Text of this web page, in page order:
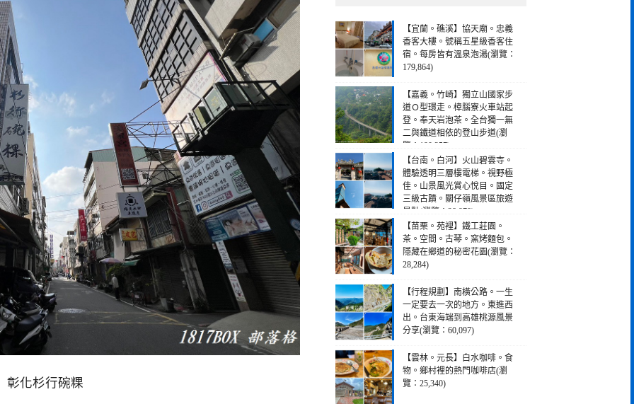
彰化杉行碗粿
【宜蘭。礁溪】協天廟。忠義
香客大樓。號稱五星級香客住
宿。每房皆有溫泉泡湯(瀏覽：
179,864)
【嘉義。竹崎】獨立山國家步
道Ｏ型環走。樟腦寮火車站起
登。奉天岩泡茶。全台獨一無
二與鐵道相依的登山步道(瀏
覽：190,257)
【台南。白河】火山碧雲寺。
體驗透明三層樓電梯。視野極
佳。山景風光賞心悅目。國定
三級古蹟。關仔嶺風景區旅遊
景點(瀏覽：28,978)
【苗栗。苑裡】鐵工莊園。
茶。空間。古琴。窯烤麵包。
隱藏在鄉道的秘密花園(瀏覽：
28,284)
【行程規劃】南橫公路。一生
一定要去一次的地方。東進西
出。台東海端到高雄桃源風景
分享(瀏覽：60,097)
【雲林。元長】白水咖啡。食
物。鄉村裡的熱門咖啡店(瀏
覽：25,340)